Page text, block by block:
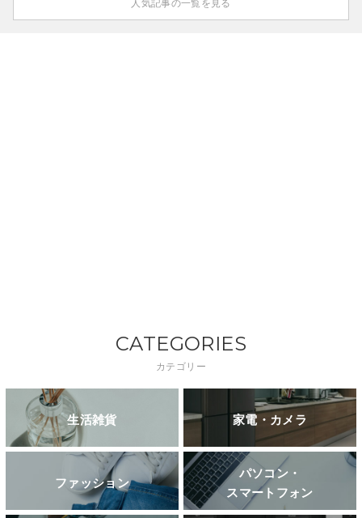
人気記事の一覧を見る
CATEGORIES
カテゴリー
生活雑貨 家電・カメラ
ファッション
パソコン・
スマートフォン